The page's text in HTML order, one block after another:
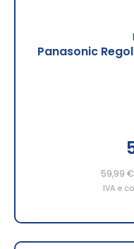
Panasonic
59,99 €
IVA e